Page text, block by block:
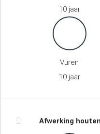
10 jaar
Vuren
10 jaar
Afwerking